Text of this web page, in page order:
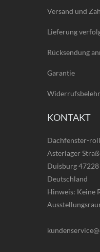
Versand und
Lieferung
Rücksendung
Garantie
KONTAKT
Dachfenster-
Asterlager
Duisburg 47228
Deutschland
Hinweis: Keine